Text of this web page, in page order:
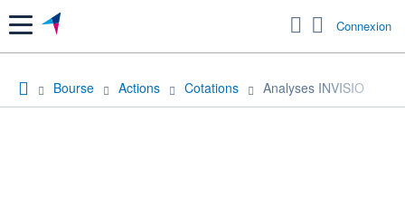
Menu Connexion
Bourse Actions Cotations Analyses INVISIO